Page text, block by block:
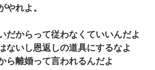
やれよ。
だからって従わなくていいんだよ
ないし恩返しの道具にするなよ
ら離婚って言われるんだよ